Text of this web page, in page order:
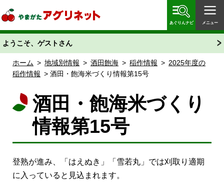
「あぐりん」
あぐりんナビ メニュー
ようこそ、ゲストさん
ホーム > 地域別情報 > 酒田飽海 > 稲作情報 > 2025年度の
稲作情報 > 酒田・飽海米づくり情報第15号
酒田・飽海米づくり
情報第15号
登熟が進み、「はえぬき」「雪若丸」では刈取り適期
に入っていると見込まれます。